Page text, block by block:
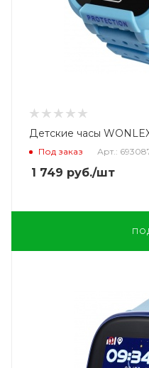
Детские часы
Под заказ Арт.:
1 749 руб./шт